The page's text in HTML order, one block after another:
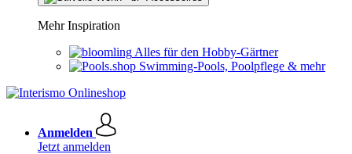
Mehr Inspiration
Alles für den Hobby-Gärtner
Swimming-Pools, Poolpflege & mehr
Anmelden
Jetzt anmelden